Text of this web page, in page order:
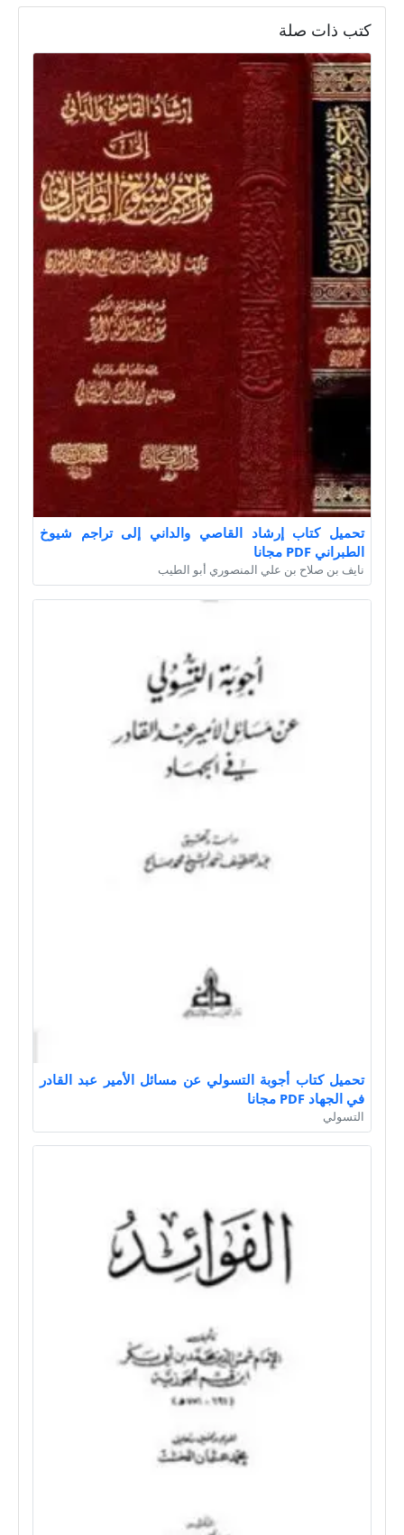
كتب ذات صلة
تحميل كتاب إرشاد القاصي والداني إلى تراجم شيوخ
الطبراني PDF مجانا
نايف بن صلاح بن علي المنصوري أبو الطيب
تحميل كتاب أجوبة التسولي عن مسائل الأمير عبد القادر
في الجهاد PDF مجانا
التسولي